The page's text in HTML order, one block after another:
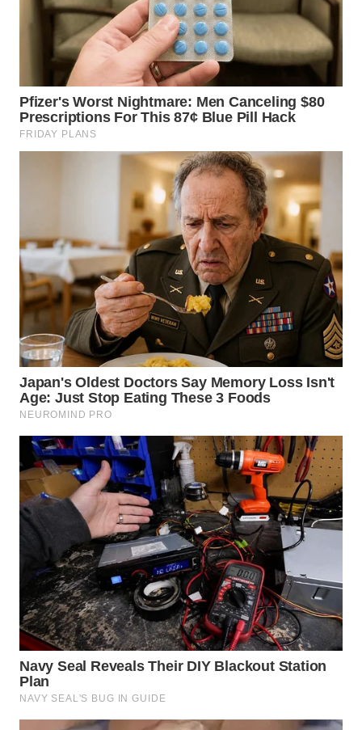
TINGGI
WN
PAKPAK
WN
KARAWANG
WN
BOGOR
WN
DEPOK
WN
TAPANULI
UTARA
SAMOSIR
WN
PADANG
LAWAS
WN
SUMEDANG
WN
CIANJUR
KEPULAUAN
SERIBU